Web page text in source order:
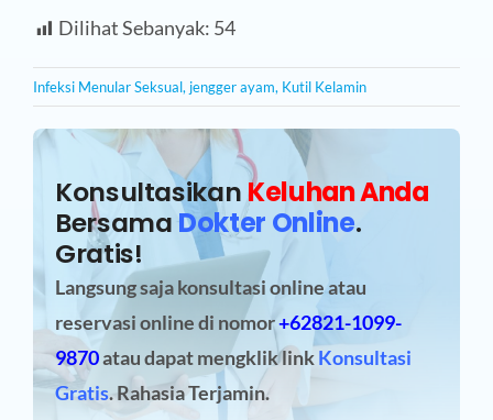
Dilihat Sebanyak: 54
Infeksi Menular Seksual, jengger ayam, Kutil Kelamin
Konsultasikan Keluhan Anda
BersamaDokter Online.
Gratis!
Langsung saja konsultasi online atau
reservasi onlinedi nomor+62821-1099-
9870atau dapat mengklik linkKonsultasi
Gratis. Rahasia Terjamin.